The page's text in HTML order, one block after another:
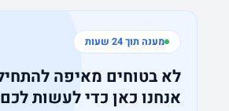
מענה תוך 24 שעות
לא בטוחים מאיפה
אנחנו כאן כדי לעשות